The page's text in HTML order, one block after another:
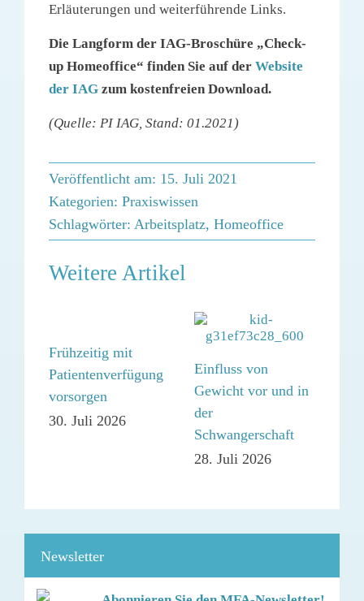
Erläuterungen und weiterführende Links.
Die Langform der IAG-Broschüre „Check-
up Homeoffice“ finden Sie auf der Website
der IAGzum kostenfreien Download.
(Quelle: PI IAG, Stand: 01.2021)
Veröffentlicht am: 15. Juli 2021
Kategorien: Praxiswissen
Schlagwörter: Arbeitsplatz, Homeoffice
Weitere Artikel
Frühzeitig mit
Patientenverfügung
vorsorgen
30. Juli 2026
Einfluss von
Gewicht vor und in
der
Schwangerschaft
28. Juli 2026
Newsletter